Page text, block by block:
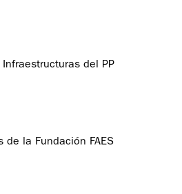
del PP
de la Fundación FAES